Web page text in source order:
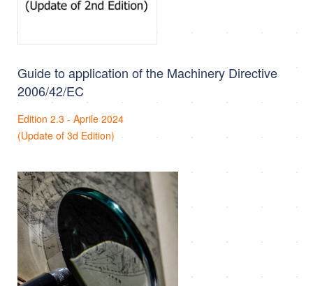
Guide to application of the Machinery Directive
2006/42/EC
Edition 2.3 - Aprile 2024
(Update of 3d Edition)